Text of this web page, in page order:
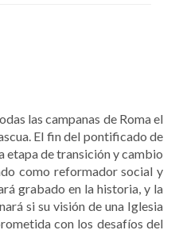
las campanas de Roma el
El fin del pontificado de
etapa de transición y cambio
como reformador social y
grabado en la historia, y la
si su visión de una Iglesia
con los desafíos del